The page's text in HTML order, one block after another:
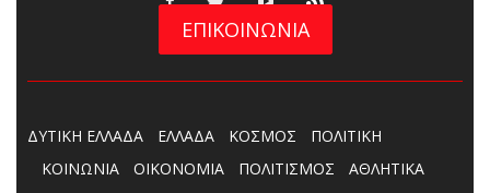
ΕΠΙΚΟΙΝΩΝΙΑ
ΔΥΤΙΚΗ ΕΛΛΑΔΑ ΕΛΛΑΔΑ ΚΟΣΜΟΣ
ΠΟΛΙΤΙΚΗ
ΚΟΙΝΩΝΙΑ
ΟΙΚΟΝΟΜΙΑ ΠΟΛΙΤΙΣΜΟΣ
ΑΘΛΗΤΙΚΑ